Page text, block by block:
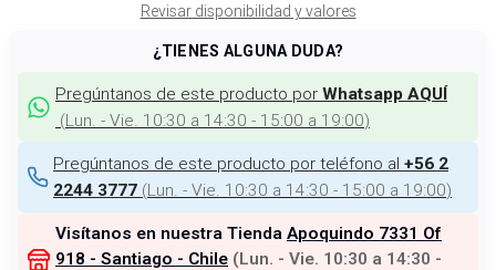
Revisar disponibilidad y valores
¿TIENES ALGUNA DUDA?
Pregúntanos de este producto por Whatsapp AQUÍ
(Lun. - Vie. 10:30 a 14:30 - 15:00 a 19:00)
Pregúntanos de este producto por teléfono al +56 2
2244 3777 (Lun. - Vie. 10:30 a 14:30 - 15:00 a 19:00)
Visítanos en nuestra Tienda Apoquindo 7331 Of
918 - Santiago - Chile (Lun. - Vie. 10:30 a 14:30 -